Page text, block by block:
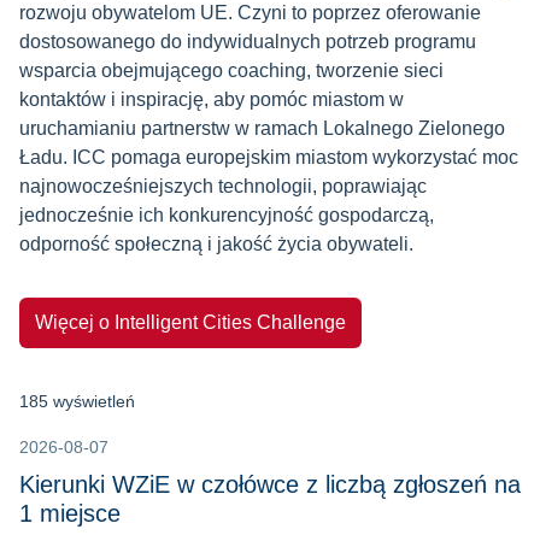
rozwoju obywatelom UE. Czyni to poprzez oferowanie
dostosowanego do indywidualnych potrzeb programu
wsparcia obejmującego coaching, tworzenie sieci
kontaktów i inspirację, aby pomóc miastom w
uruchamianiu partnerstw w ramach Lokalnego Zielonego
Ładu. ICC pomaga europejskim miastom wykorzystać moc
najnowocześniejszych technologii, poprawiając
jednocześnie ich konkurencyjność gospodarczą,
odporność społeczną i jakość życia obywateli.
Więcej o Intelligent Cities Challenge
185 wyświetleń
2026-08-07
Kierunki WZiE w czołówce z liczbą zgłoszeń na
1 miejsce